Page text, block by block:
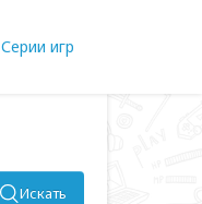
Серии игр
Искать